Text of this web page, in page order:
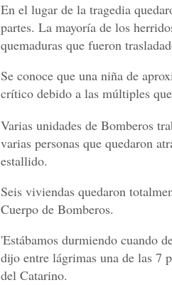
En el lugar de la tragedia
partes. La mayoría de los
quemaduras que fueron
Se conoce que una niña de
crítico debido a las múltiples
Varias unidades de Bomberos
varias personas que quedaron
estallido.
Seis viviendas quedaron
Cuerpo de Bomberos.
'Estábamos durmiendo cuando
dijo entre lágrimas una de las 7
del Catarino.